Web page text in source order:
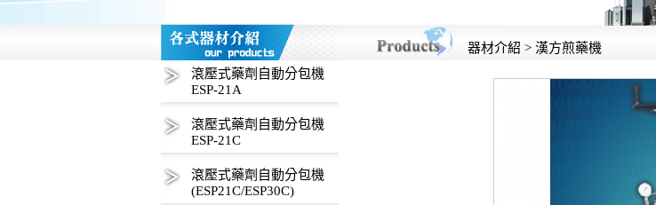
器材介紹 > 漢方煎藥機
滾壓式藥劑自動分包機
ESP-21A
滾壓式藥劑自動分包機
ESP-21C
滾壓式藥劑自動分包機
(ESP21C/ESP30C)